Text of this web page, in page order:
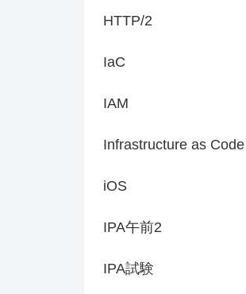
HTTP/2
IaC
IAM
Infrastructure as Code
iOS
IPA午前2
IPA試験